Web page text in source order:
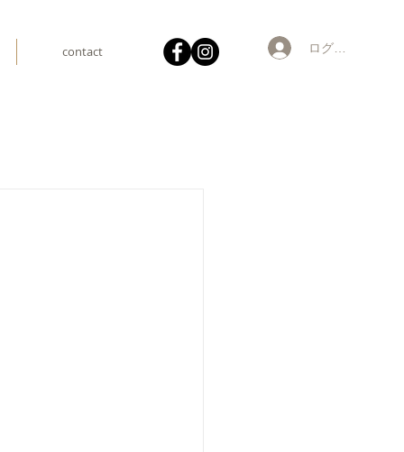
contact ログイン